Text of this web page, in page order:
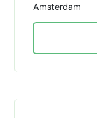
CRM systeem
Amsterdam